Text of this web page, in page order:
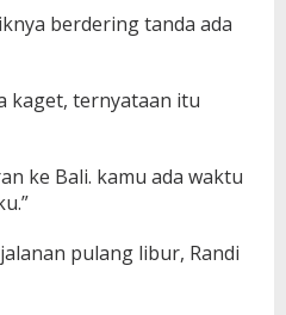
berdering tanda ada
kaget, ternyataan itu
ke Bali. kamu ada waktu
pulang libur, Randi